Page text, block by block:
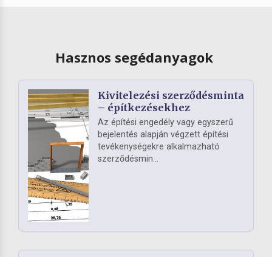
Hasznos segédanyagok
Kivitelezési szerződésminta
– építkezésekhez
Az építési engedély vagy egyszerű
bejelentés alapján végzett építési
tevékenységekre alkalmazható
szerződésmin...